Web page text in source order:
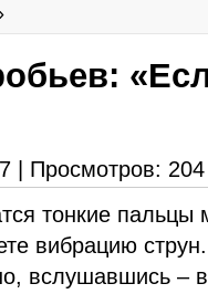
| Просмотров: 204
тонкие пальцы
вибрацию
вслушавшись –